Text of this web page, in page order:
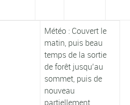
Météo : Couvert le
matin, puis beau
temps de la sortie
de forêt jusqu’au
sommet, puis de
nouveau
partiellement